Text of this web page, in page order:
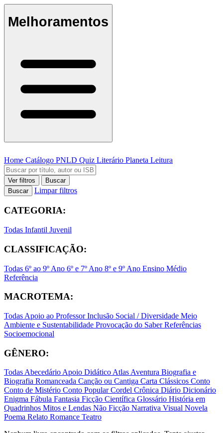
Melhoramentos
Home Catálogo PNLD Quiz Literário Planeta Leitura
Ver filtros
Buscar
Buscar
Limpar filtros
CATEGORIA:
Todas Infantil Juvenil
CLASSIFICAÇÃO:
Todas 6º ao 9º Ano 6º e 7º Ano 8º e 9º Ano Ensino Médio
Referência
MACROTEMA:
Todas Apoio ao ProfessorInclusão Social / Diversidade Meio
Ambiente e Sustentabilidade Provocação do SaberReferências
Socioemocional
GÊNERO:
TodasAbecedárioApoio DidáticoAtlasAventura Biografia e
Biografia Romanceada Canção ou Cantiga Carta Clássicos Conto
Conto de Mistério Conto PopularCordel Crônica Diário Dicionário
Enigma Fábula Fantasia Ficção Científica Glossário História em
Quadrinhos Mitos e Lendas Não Ficção Narrativa Visual Novela
Poema Relato Romance Teatro